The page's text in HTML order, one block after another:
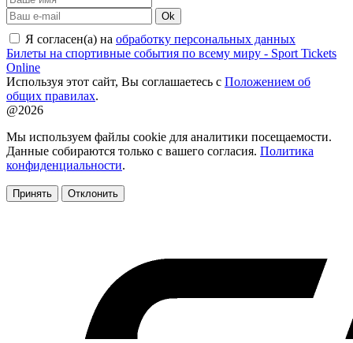
Ok
Я согласен(а) на обработку персональных данных
Билеты на спортивные события по всему миру - Sport Tickets
Online
Используя этот сайт, Вы соглашаетесь с Положением об
общих правилах.
@2026
Мы используем файлы cookie для аналитики посещаемости.
Данные собираются только с вашего согласия. Политика
конфиденциальности.
Принять Отклонить